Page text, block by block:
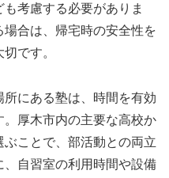
考慮する必要がありま
合は、帰宅時の安全性を
です。
にある塾は、時間を有効
厚木市内の主要な高校か
ことで、部活動との両立
、自習室の利用時間や設備